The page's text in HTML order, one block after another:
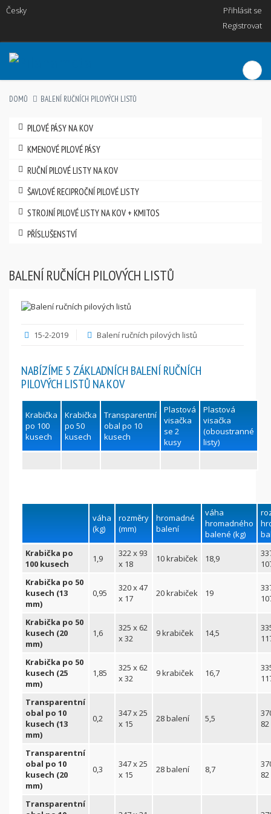
Česky
Přihlásit se
Registrovat
DOMŮ BALENÍ RUČNÍCH PILOVÝCH LISTŮ
PILOVÉ PÁSY NA KOV
KMENOVÉ PILOVÉ PÁSY
RUČNÍ PILOVÉ LISTY NA KOV
ŠAVLOVÉ RECIPROČNÍ PILOVÉ LISTY
STROJNÍ PILOVÉ LISTY NA KOV + KMITOS
PŘÍSLUŠENSTVÍ
BALENÍ RUČNÍCH PILOVÝCH LISTŮ
15-2-2019 Balení ručních pilových listů
NABÍZÍME 5 ZÁKLADNÍCH BALENÍ RUČNÍCH
PILOVÝCH LISTŮ NA KOV
Krabička
po 100
kusech
Krabička
po 50
kusech
Transparentní
obal po 10
kusech
Plastová
visačka
se 2
kusy
Plastová
visačka
(oboustranné
listy)
váha
(kg)
rozměry
(mm)
hromadné
balení
váha
hromadného
balené (kg)
Krabička po
100 kusech
1,9
322 x 93
x 18
10 krabiček 18,9
Krabička po 50
kusech (13
mm)
0,95
320 x 47
x 17
20 krabiček 19
Krabička po 50
kusech (20
mm)
1,6
325 x 62
x 32
9 krabiček 14,5
Krabička po 50
kusech (25
mm)
1,85
325 x 62
x 32
9 krabiček 16,7
Transparentní
obal po 10
kusech (13
mm)
0,2
347 x 25
x 15
28 balení 5,5
82
Transparentní
obal po 10
kusech (20
mm)
0,3
347 x 25
x 15
28 balení 8,7
82
Transparentní